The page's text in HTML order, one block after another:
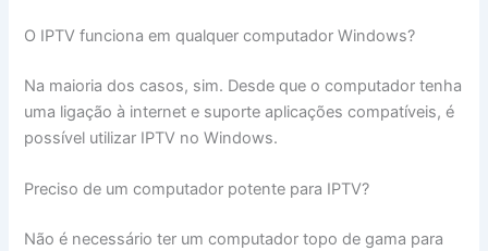
O IPTV funciona em qualquer computador Windows?
Na maioria dos casos, sim. Desde que o computador tenha
uma ligação à internet e suporte aplicações compatíveis, é
possível utilizar IPTV no Windows.
Preciso de um computador potente para IPTV?
Não é necessário ter um computador topo de gama para